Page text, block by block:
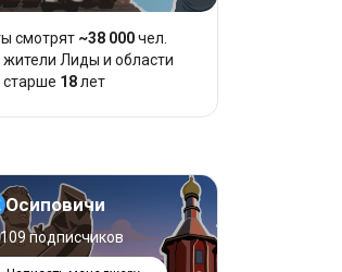
смотрят ~38 000чел.
Лиды и области
старше 18лет
Осиповичи
подписчиков